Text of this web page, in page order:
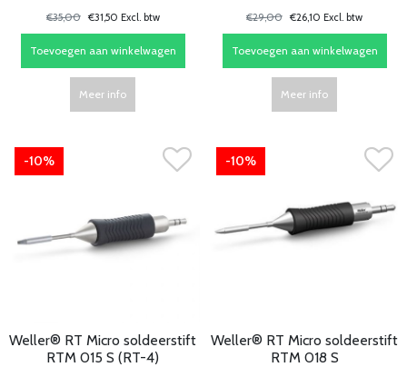
€35,00 €31,50 Excl. btw
Toevoegen aan winkelwagen
Meer info
€29,00 €26,10 Excl. btw
Toevoegen aan winkelwagen
Meer info
-10%
Weller® RT Micro soldeerstift
RTM 015 S (RT-4)
-10%
Weller® RT Micro soldeerstift
RTM 018 S